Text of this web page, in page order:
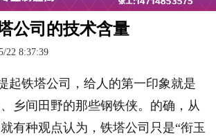
公司的技术含量
22 8:37:39
铁塔公司，给人的第一印象就是
乡间田野的那些钢铁侠。的确，从
有种观点认为，铁塔公司只是“衔玉